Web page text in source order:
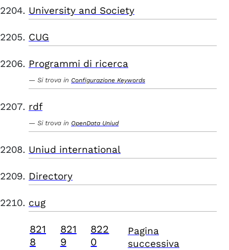
University and Society
CUG
Programmi di ricerca
Si trova in Configurazione Keywords
rdf
Si trova in OpenData Uniud
Uniud international
Directory
cug
821
8
821
9
822
0
Pagina
successiva